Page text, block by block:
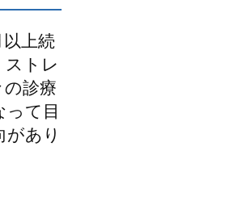
上続
トレ
診療
て目
あり